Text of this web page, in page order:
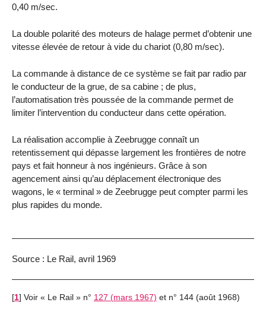
0,40 m/sec.
La double polarité des moteurs de halage permet d’obtenir une
vitesse élevée de retour à vide du chariot (0,80 m/sec).
La commande à distance de ce système se fait par radio par
le conducteur de la grue, de sa cabine ; de plus,
l’automatisation très poussée de la commande permet de
limiter l’intervention du conducteur dans cette opération.
La réalisation accomplie à Zeebrugge connaît un
retentissement qui dépasse largement les frontières de notre
pays et fait honneur à nos ingénieurs. Grâce à son
agencement ainsi qu’au déplacement électronique des
wagons, le « terminal » de Zeebrugge peut compter parmi les
plus rapides du monde.
Source : Le Rail, avril 1969
[1] Voir « Le Rail » n° 127 (mars 1967) et n° 144 (août 1968)